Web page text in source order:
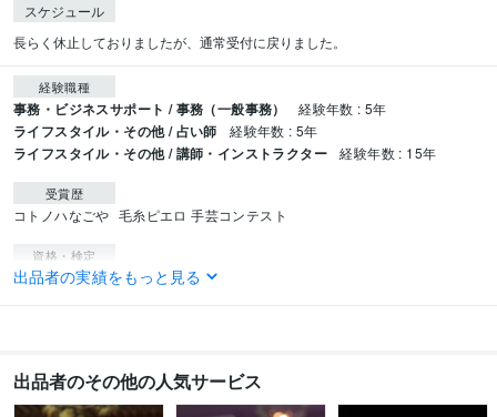
スケジュール
長らく休止しておりましたが、通常受付に戻りました。
経験職種
事務・ビジネスサポート / 事務（一般事務） 経験年数 : 5年
ライフスタイル・その他 / 占い師 経験年数 : 5年
ライフスタイル・その他 / 講師・インストラクター 経験年数 : 15年
受賞歴
コトノハなごや 毛糸ピエロ 手芸コンテスト
資格・検定
甲種危険物取扱者 取得年 : 2015年
プログラミング言語・フレームワーク
出品者の実績をもっと見る
出品者のその他の人気サービス